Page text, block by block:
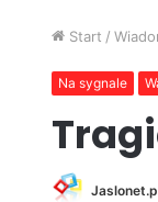
Start /
Na sygnale